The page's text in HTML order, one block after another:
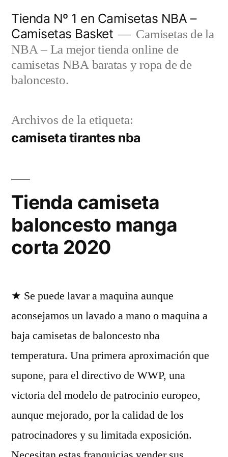
contenido
Tienda Nº 1 en Camisetas NBA –
Camisetas Basket
Camisetas de la
NBA – La mejor tienda online de
camisetas NBA baratas y ropa de de
baloncesto.
Archivos de la etiqueta:
camiseta tirantes nba
Tienda camiseta
baloncesto manga
corta 2020
★ Se puede lavar a maquina aunque
aconsejamos un lavado a mano o maquina a
baja camisetas de baloncesto nba
temperatura. Una primera aproximación que
supone, para el directivo de WWP, una
victoria del modelo de patrocinio europeo,
aunque mejorado, por la calidad de los
patrocinadores y su limitada exposición.